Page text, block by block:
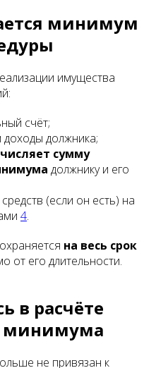
минимум
имущества
счёт;
доходы должника;
сумму
должнику и его
(если он есть) на
4.
на весь срок
от его длительности.
в расчёте
минимума
не привязан к